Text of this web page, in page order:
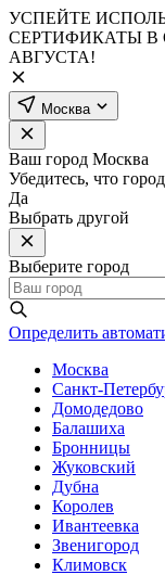
УСПЕЙТЕ
СЕРТИФИКАТЫ В
АВГУСТА!
Москва
Ваш город Москва
Убедитесь, что
Да
Выбрать другой
Выберите город
Определить
Москва
Санкт-
Домодедово
Балашиха
Бронницы
Жуковский
Дубна
Королев
Ивантеевка
Звенигород
Климовск